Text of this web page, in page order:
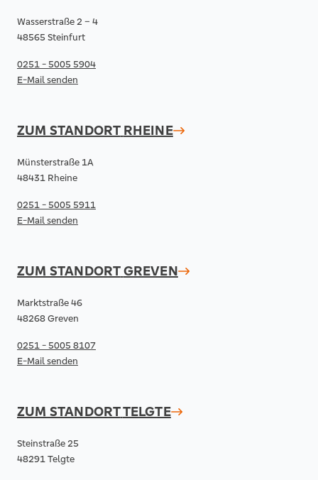
Wasserstraße 2 – 4
48565 Steinfurt
0251 - 5005 5904
E-Mail senden
ZUM STANDORT RHEINE
Münsterstraße 1A
48431 Rheine
0251 - 5005 5911
E-Mail senden
ZUM STANDORTGREVEN
Marktstraße 46
48268 Greven
0251 - 5005 8107
E-Mail senden
ZUM STANDORTTELGTE
Steinstraße 25
48291 Telgte